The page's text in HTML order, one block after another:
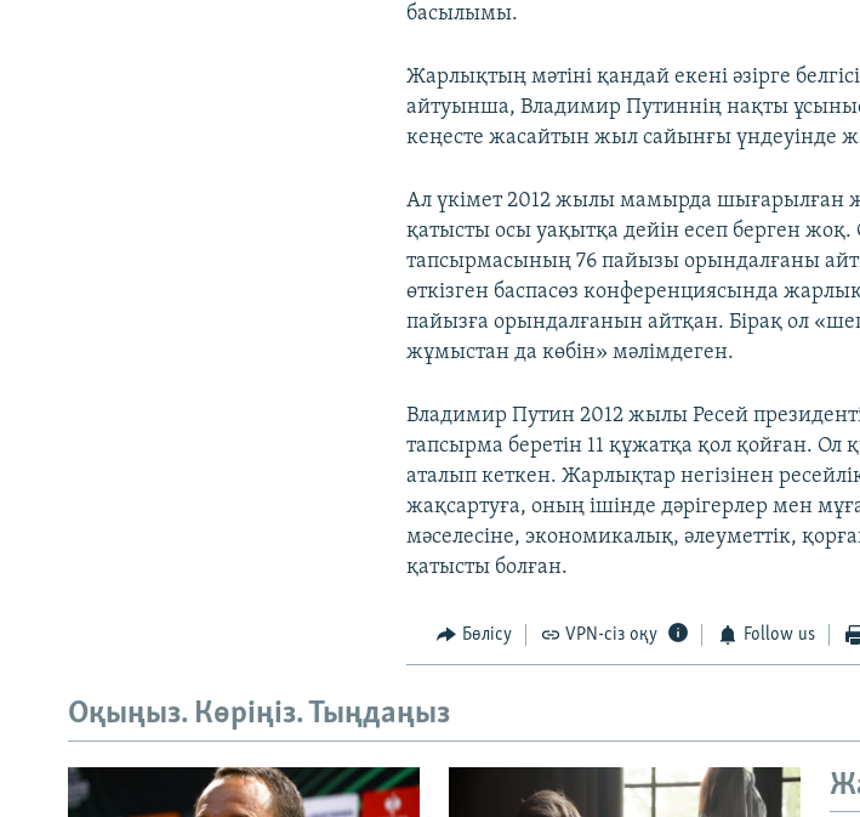
басылымы.
Жарлықтың мәтіні қандай екені әзірге
айтуынша, Владимир Путиннің нақты
кеңесте жасайтын жыл сайынғы үндеуінде
Ал үкімет 2012 жылы мамырда шығарылған
қатысты осы уақытқа дейін есеп берген жоқ.
тапсырмасының 76 пайызы орындалғаны
өткізген баспасөз конференциясында
пайызға орындалғанын айтқан. Бірақ ол
жұмыстан да көбін» мәлімдеген.
Владимир Путин 2012 жылы Ресей президенті
тапсырма беретін 11 құжатқа қол қойған.
аталып кеткен. Жарлықтар негізінен
жақсартуға, оның ішінде дәрігерлер мен
мәселесіне, экономикалық, әлеуметтік,
қатысты болған.
Бөлісу VPN-сіз оқу Follow us
Оқыңыз. Көріңіз. Тыңдаңыз